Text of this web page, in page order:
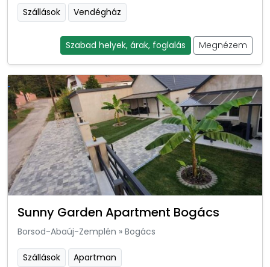
Szállások Vendégház
Szabad helyek, árak, foglalás Megnézem
Sunny Garden Apartment Bogács
Borsod-Abaúj-Zemplén » Bogács
Szállások Apartman